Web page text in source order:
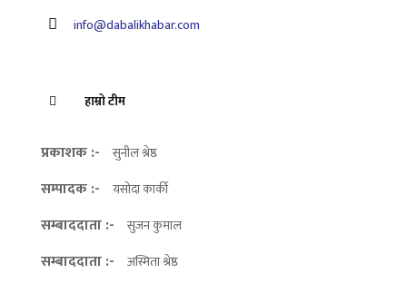
info@dabalikhabar.com
हाम्रो टीम
प्रकाशक :- सुनील श्रेष्ठ
सम्पादक :- यसोदा कार्की
सम्बाददाता :- सुजन कुमाल
सम्बाददाता :- अस्मिता श्रेष्ठ